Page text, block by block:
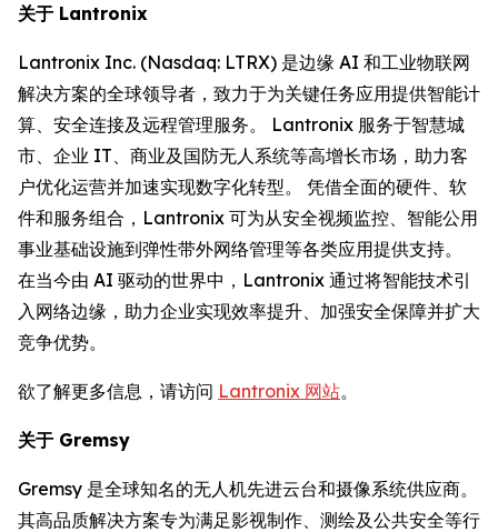
关于 Lantronix
Lantronix Inc. (Nasdaq: LTRX) 是边缘 AI 和工业物联网
解决方案的全球领导者，致力于为关键任务应用提供智能计
算、安全连接及远程管理服务。 Lantronix 服务于智慧城
市、企业 IT、商业及国防无人系统等高增长市场，助力客
户优化运营并加速实现数字化转型。 凭借全面的硬件、软
件和服务组合，Lantronix 可为从安全视频监控、智能公用
事业基础设施到弹性带外网络管理等各类应用提供支持。
在当今由 AI 驱动的世界中，Lantronix 通过将智能技术引
入网络边缘，助力企业实现效率提升、加强安全保障并扩大
竞争优势。
欲了解更多信息，请访问 Lantronix 网站。
关于 Gremsy
Gremsy 是全球知名的无人机先进云台和摄像系统供应商。
其高品质解决方案专为满足影视制作、测绘及公共安全等行